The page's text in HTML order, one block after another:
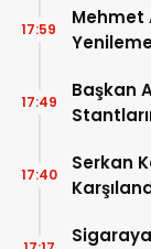
Mehmet
17:59
Başkan
17:49
Serkan
17:40